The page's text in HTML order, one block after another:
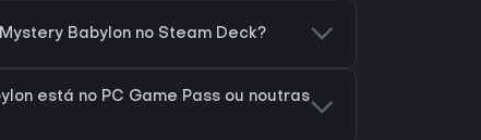
Babylon no Steam Deck?
está no PC Game Pass ou noutras